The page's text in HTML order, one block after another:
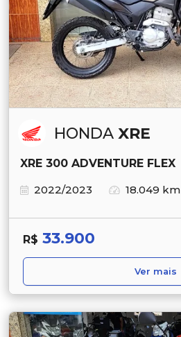
HONDA XRE
XRE 300 ADVENTURE FLEX
2022/2023
18.049 km
R$ 33.900
Ver mais